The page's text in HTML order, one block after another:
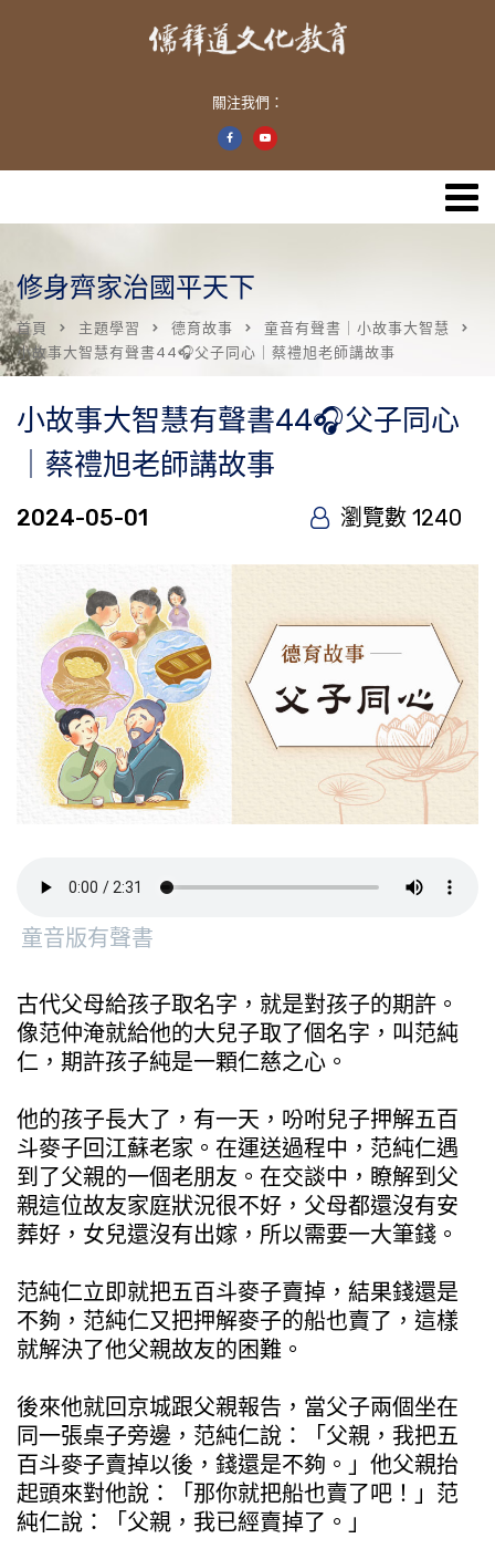
關注我們：
修身齊家治國平天下
首頁 主題學習 德育故事
童音有聲書｜小故事大智慧
小故事大智慧有聲書44🎧父子同心｜蔡禮旭老師講故事
小故事大智慧有聲書44🎧父子同心
｜蔡禮旭老師講故事
2024-05-01 瀏覽數 1240
童音版有聲書
古代父母給孩子取名字，就是對孩子的期許。
像范仲淹就給他的大兒子取了個名字，叫范純
仁，期許孩子純是一顆仁慈之心。
他的孩子長大了，有一天，吩咐兒子押解五百
斗麥子回江蘇老家。在運送過程中，范純仁遇
到了父親的一個老朋友。在交談中，瞭解到父
親這位故友家庭狀況很不好，父母都還沒有安
葬好，女兒還沒有出嫁，所以需要一大筆錢。
范純仁立即就把五百斗麥子賣掉，結果錢還是
不夠，范純仁又把押解麥子的船也賣了，這樣
就解決了他父親故友的困難。
後來他就回京城跟父親報告，當父子兩個坐在
同一張桌子旁邊，范純仁說：「父親，我把五
百斗麥子賣掉以後，錢還是不夠。」他父親抬
起頭來對他說：「那你就把船也賣了吧！」范
純仁說：「父親，我已經賣掉了。」